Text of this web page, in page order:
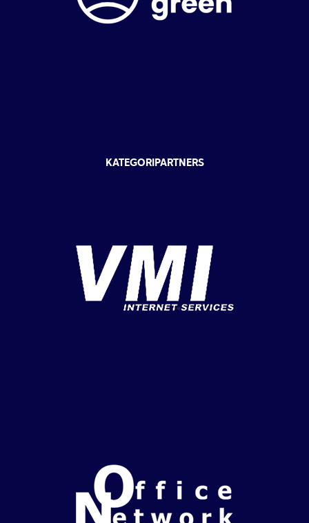
KATEGORIPARTNERS